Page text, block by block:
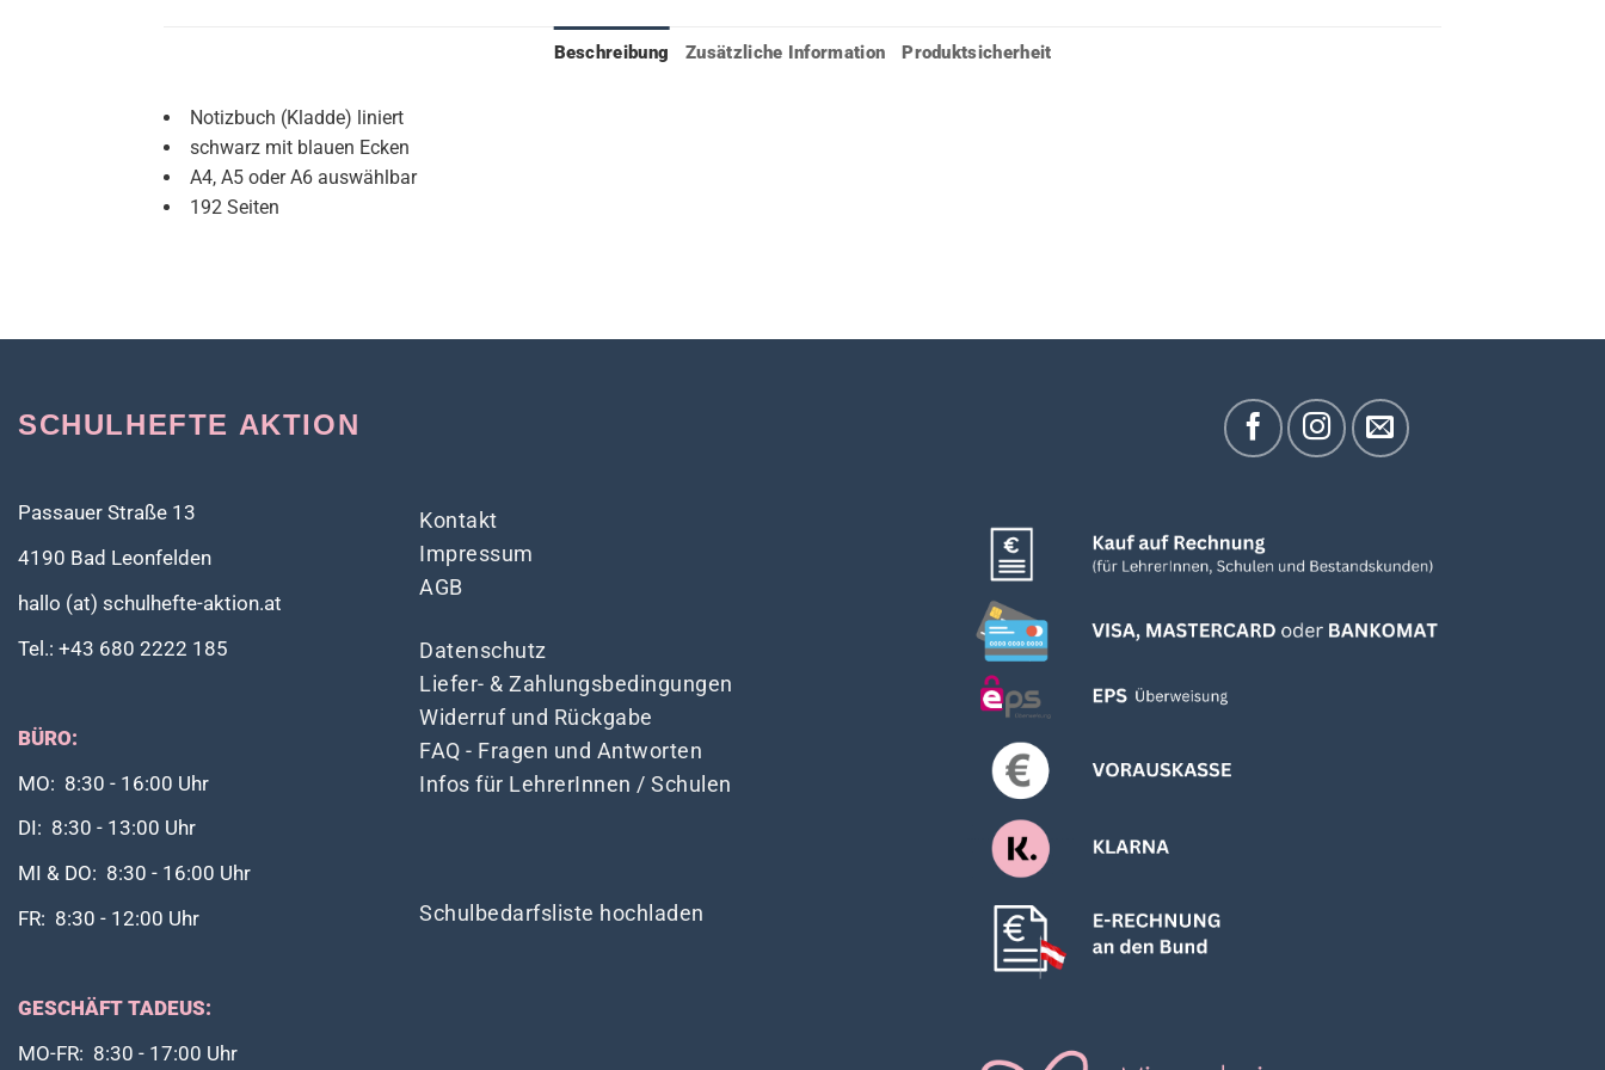
Beschreibung Zusätzliche Information Produktsicherheit
Notizbuch (Kladde) liniert
schwarz mit blauen Ecken
A4, A5 oder A6 auswählbar
192 Seiten
SCHULHEFTE AKTION
Passauer Straße 13
4190 Bad Leonfelden
hallo (at) schulhefte-aktion.at
Tel.: +43 680 2222 185
BÜRO:
MO: 8:30 - 16:00 Uhr
DI: 8:30 - 13:00 Uhr
MI & DO: 8:30 - 16:00 Uhr
FR: 8:30 - 12:00 Uhr
GESCHÄFT TADEUS:
MO-FR: 8:30 - 17:00 Uhr
Kontakt
Impressum
AGB
Datenschutz
Liefer- & Zahlungsbedingungen
Widerruf und Rückgabe
FAQ - Fragen und Antworten
Infos für LehrerInnen / Schulen
Schulbedarfsliste hochladen